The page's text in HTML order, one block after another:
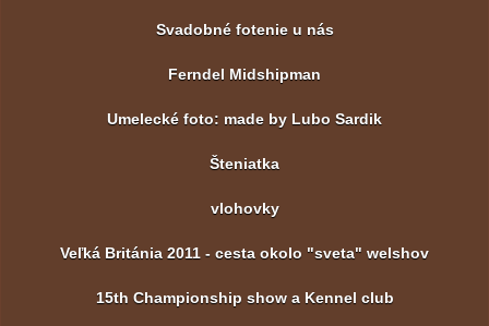
Svadobné fotenie u nás
Ferndel Midshipman
Umelecké foto: made by Lubo Sardik
Šteniatka
vlohovky
Veľká Británia 2011 - cesta okolo "sveta" welshov
15th Championship show a Kennel club